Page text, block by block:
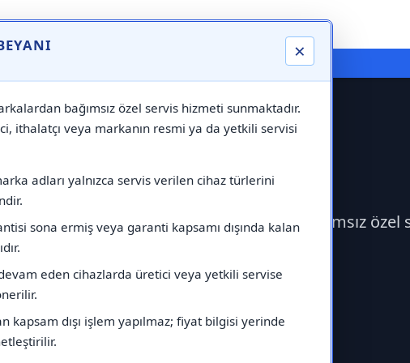
×
bağımsız özel servis hizmeti sunmaktadır.
ithalatçı veya markanın resmi ya da yetkili servisi
adları yalnızca servis verilen cihaz türlerini
sona ermiş veya garanti kapsamı dışında kalan
eden cihazlarda üretici veya yetkili servise
kapsam dışı işlem yapılmaz; fiyat bilgisi yerinde
⚠️ Markadan Bağımsız "Özel Servis" Hizmeti
Servisi çağırabilirsiniz.Markadan bağımsız